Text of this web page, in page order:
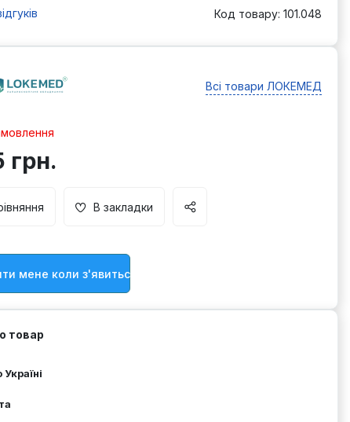
Код товару: 101.048
Всі товари ЛОКЕМЕД
грн.
В закладки
мене коли з'явиться товар
товар